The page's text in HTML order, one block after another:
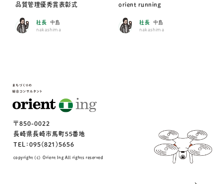
品質管理優秀賞表彰式
社長 中島
nakashima
orient running
社長 中島
nakashima
〒850-0022
長崎県長崎市馬町55番地
TEL：095(821)5656
copyright (c) Orient Ing All rights reserved